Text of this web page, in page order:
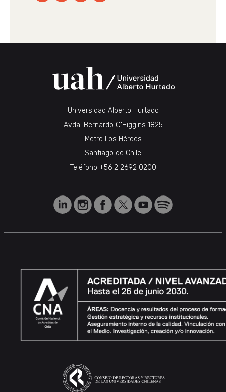
Universidad Alberto Hurtado
Avda. Bernardo O’Higgins 1825
Metro Los Héroes
Santiago de Chile
Teléfono +56 2 2692 0200